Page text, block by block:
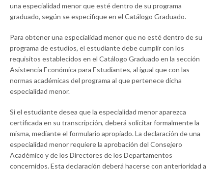
una especialidad menor que esté dentro de su programa
graduado, según se especifique en el Catálogo Graduado.
Para obtener una especialidad menor que no esté dentro de su
programa de estudios, el estudiante debe cumplir con los
requisitos establecidos en el Catálogo Graduado en la sección
Asistencia Económica para Estudiantes, al igual que con las
normas académicas del programa al que pertenece dicha
especialidad menor.
Si el estudiante desea que la especialidad menor aparezca
certificada en su transcripción, deberá solicitar formalmente la
misma, mediante el formulario apropiado. La declaración de una
especialidad menor requiere la aprobación del Consejero
Académico y de los Directores de los Departamentos
concernidos. Esta declaración deberá hacerse con anterioridad a